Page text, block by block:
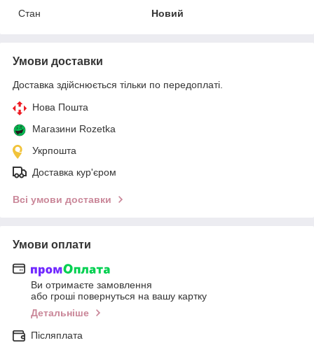
Стан
Новий
Умови доставки
Доставка здійснюється тільки по передоплаті.
Нова Пошта
Магазини Rozetka
Укрпошта
Доставка кур'єром
Всі умови доставки
Умови оплати
Ви отримаєте замовлення
або гроші повернуться на вашу картку
Детальніше
Післяплата